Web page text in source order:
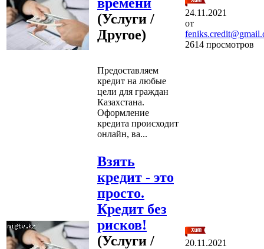
(Услуги /
Другое)
Предоставляем
кредит на любые
цели для граждан
Казахстана.
Оформление
кредита происходит
онлайн, ва...
24.11.2021
от
2614 просмотров
Взять
кредит - это
просто.
Кредит без
рисков!
(Услуги /
20.11.2021